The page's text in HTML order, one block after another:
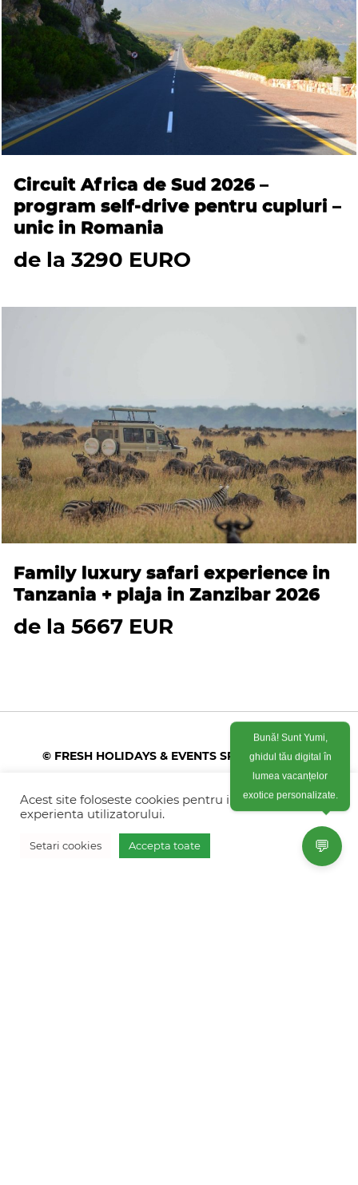
Circuit Africa de Sud 2026 –
program self-drive pentru cupluri –
unic in Romania
de la 3290 EURO
Family luxury safari experience in
Tanzania + plaja in Zanzibar 2026
de la 5667 EUR
Vreau oferta personalizata
© FRESH HOLIDAYS & EVENTS SRL 2026
Colonel Corneliu Popeia 43, Sector 5, Bucuresti
(vis-a-vis de Greengate)
+40770 574 088
Acest site foloseste cookies pentru imbunatati
experienta utilizatorului.
Setari cookies Accepta toate 💬
Bună! Sunt Yumi,
ghidul tău digital în
lumea vacanțelor
exotice personalizate.